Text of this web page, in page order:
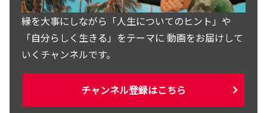
縁を大事にしながら「人生についてのヒント」や
「自分らしく生きる」をテーマに 動画をお届けして
いくチャンネルです。
チャンネル登録はこちら